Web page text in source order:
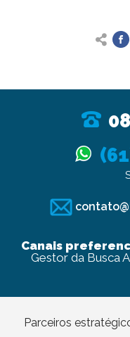
Canais
Gestor da Busca
Parceiros